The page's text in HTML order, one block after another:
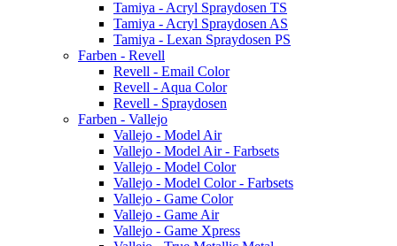
Tamiya - Acryl Spraydosen TS
Tamiya - Acryl Spraydosen AS
Tamiya - Lexan Spraydosen PS
Farben - Revell
Revell - Email Color
Revell - Aqua Color
Revell - Spraydosen
Farben - Vallejo
Vallejo - Model Air
Vallejo - Model Air - Farbsets
Vallejo - Model Color
Vallejo - Model Color - Farbsets
Vallejo - Game Color
Vallejo - Game Air
Vallejo - Game Xpress